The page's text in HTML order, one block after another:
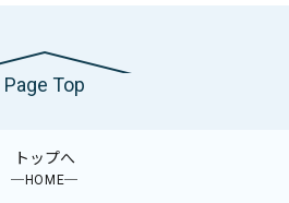
Page Top
トップへ
─HOME─